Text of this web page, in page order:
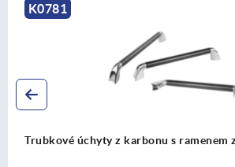
K1018
Trubkové úchyty z hliníku, nastavitelné